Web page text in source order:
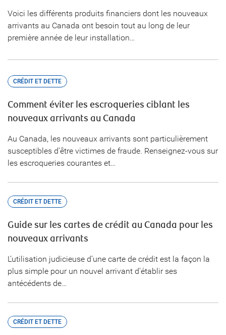
Voici les différents produits financiers dont les nouveaux
arrivants au Canada ont besoin tout au long de leur
première année de leur installation…
CRÉDIT ET DETTE
Comment éviter les escroqueries ciblant les
nouveaux arrivants au Canada
Au Canada, les nouveaux arrivants sont particulièrement
susceptibles d’être victimes de fraude. Renseignez-vous sur
les escroqueries courantes et…
CRÉDIT ET DETTE
Guide sur les cartes de crédit au Canada pour les
nouveaux arrivants
L’utilisation judicieuse d’une carte de crédit est la façon la
plus simple pour un nouvel arrivant d’établir ses
antécédents de…
CRÉDIT ET DETTE